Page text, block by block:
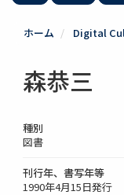
ホーム Digital
森恭
種別
図書
刊行年、書写年等
1990年4月15日発行